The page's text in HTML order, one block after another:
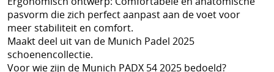
pasvorm die zich perfect aanpast aan de voet voor
meer stabiliteit en comfort.
Maakt deel uit van de Munich Padel 2025
schoenencollectie.
Voor wie zijn de Munich PADX 54 2025 bedoeld?